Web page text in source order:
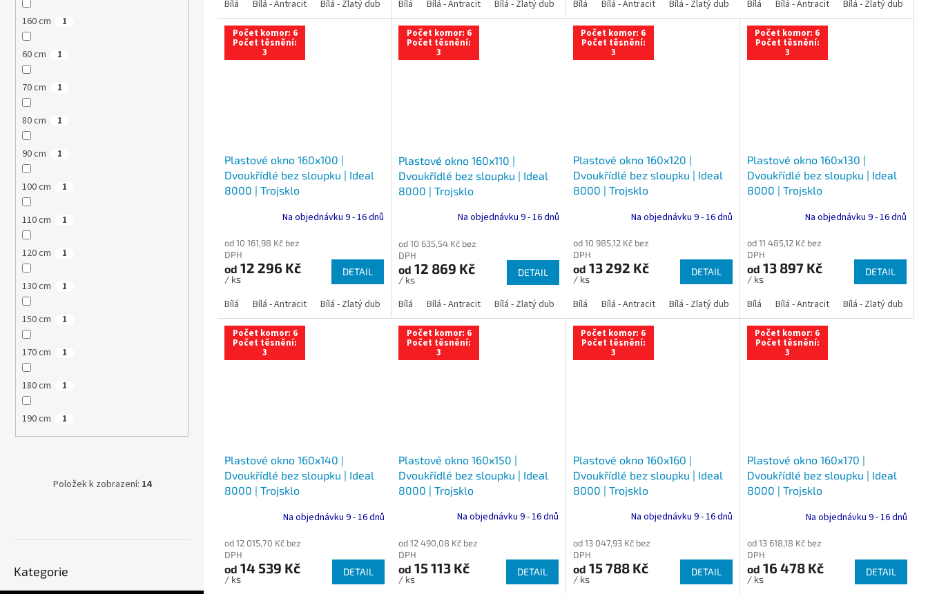
160 cm 1
60 cm 1
70 cm 1
80 cm 1
90 cm 1
100 cm 1
110 cm 1
120 cm 1
130 cm 1
150 cm 1
170 cm 1
180 cm 1
190 cm 1
Položek k zobrazení: 14
kategorie
Kategorie
Bílá Bílá - Antracit Bílá - Zlatý dub Bílá - Tmavý dub Bílá - Ořech Bílá - Mahagon Antracit Zlatý dub Tmavý dub Ořech Mahagon
Bílá Bílá - Antracit Bílá - Zlatý dub Bílá - Tmavý dub Bílá - Ořech Bílá - Mahagon Antracit Zlatý dub Tmavý dub
Bílá Bílá - Antracit Bílá - Zlatý dub Bílá - Tmavý dub Bílá - Ořech Bílá -
Bílá Bílá - Antracit Bílá - Zlatý dub
Počet komor: 6
Počet těsnění:
3
Plastové okno 160x100 |
Dvoukřídlé bez sloupku | Ideal
8000 | Trojsklo
Na objednávku 9 - 16 dnů
od 10 161,98 Kč bez
DPH
od 12 296 Kč
/ ks
DETAIL
Bílá Bílá - Antracit Bílá - Zlatý dub Bílá - Tmavý dub Bílá - Ořech Bílá - Mahagon Antracit Zlatý dub Tmavý dub Ořech Mahagon
Počet komor: 6
Počet těsnění:
3
Plastové okno 160x110 |
Dvoukřídlé bez sloupku | Ideal
8000 | Trojsklo
Na objednávku 9 - 16 dnů
od 10 635,54 Kč bez
DPH
od 12 869 Kč
/ ks
DETAIL
Bílá Bílá - Antracit Bílá - Zlatý dub Bílá - Tmavý dub Bílá - Ořech Bílá - Mahagon Antracit Zlatý dub Tmavý dub
Počet komor: 6
Počet těsnění:
3
Plastové okno 160x120 |
Dvoukřídlé bez sloupku | Ideal
8000 | Trojsklo
Na objednávku 9 - 16 dnů
od 10 985,12 Kč bez
DPH
od 13 292 Kč
/ ks
DETAIL
Bílá Bílá - Antracit Bílá - Zlatý dub Bílá - Tmavý dub Bílá - Ořech Bílá -
Počet komor: 6
Počet těsnění:
3
Plastové okno 160x130 |
Dvoukřídlé bez sloupku | Ideal
8000 | Trojsklo
Na objednávku 9 - 16 dnů
od 11 485,12 Kč bez
DPH
od 13 897 Kč
/ ks
DETAIL
Bílá Bílá - Antracit Bílá - Zlatý dub
Počet komor: 6
Počet těsnění:
3
Plastové okno 160x140 |
Dvoukřídlé bez sloupku | Ideal
8000 | Trojsklo
Na objednávku 9 - 16 dnů
od 12 015,70 Kč bez
DPH
od 14 539 Kč
/ ks
DETAIL
Počet komor: 6
Počet těsnění:
3
Plastové okno 160x150 |
Dvoukřídlé bez sloupku | Ideal
8000 | Trojsklo
Na objednávku 9 - 16 dnů
od 12 490,08 Kč bez
DPH
od 15 113 Kč
/ ks
DETAIL
Počet komor: 6
Počet těsnění:
3
Plastové okno 160x160 |
Dvoukřídlé bez sloupku | Ideal
8000 | Trojsklo
Na objednávku 9 - 16 dnů
od 13 047,93 Kč bez
DPH
od 15 788 Kč
/ ks
DETAIL
Počet komor: 6
Počet těsnění:
3
Plastové okno 160x170 |
Dvoukřídlé bez sloupku | Ideal
8000 | Trojsklo
Na objednávku 9 - 16 dnů
od 13 618,18 Kč bez
DPH
od 16 478 Kč
/ ks
DETAIL